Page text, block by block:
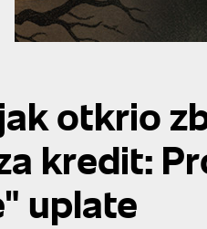
otkrio
kredit:
uplate